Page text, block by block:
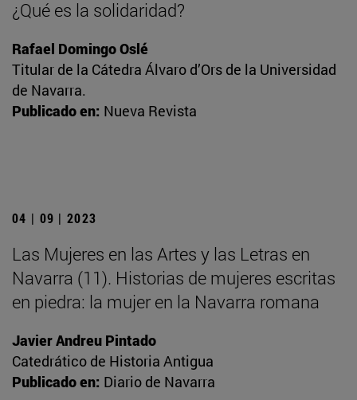
¿Qué es la solidaridad?
Rafael Domingo Oslé
Titular de la Cátedra Álvaro d’Ors de la Universidad
de Navarra.
Publicado en: Nueva Revista
04 | 09 | 2023
Las Mujeres en las Artes y las Letras en
Navarra (11). Historias de mujeres escritas
en piedra: la mujer en la Navarra romana
Javier Andreu Pintado
Catedrático de Historia Antigua
Publicado en: Diario de Navarra